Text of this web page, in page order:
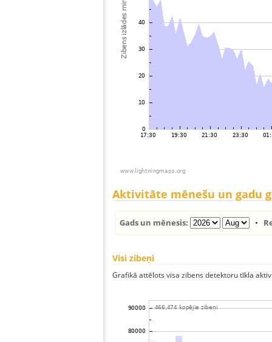
Aktivitāte mēnešu un gadu
Gads un mēnesis: •
Visi zibeņi
Grafikā attēlots visa zibens detektoru tīkla